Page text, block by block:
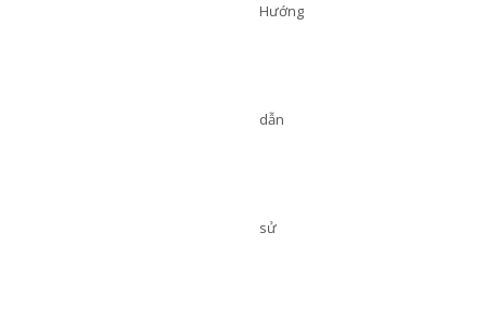
Hướng
dẫn
sử